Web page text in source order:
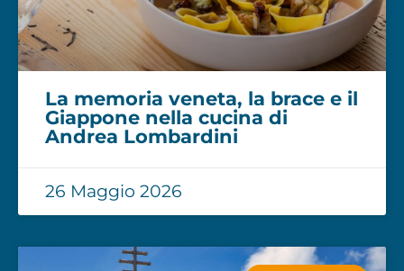
La memoria veneta, la brace e il
Giappone nella cucina di
Andrea Lombardini
26 Maggio 2026